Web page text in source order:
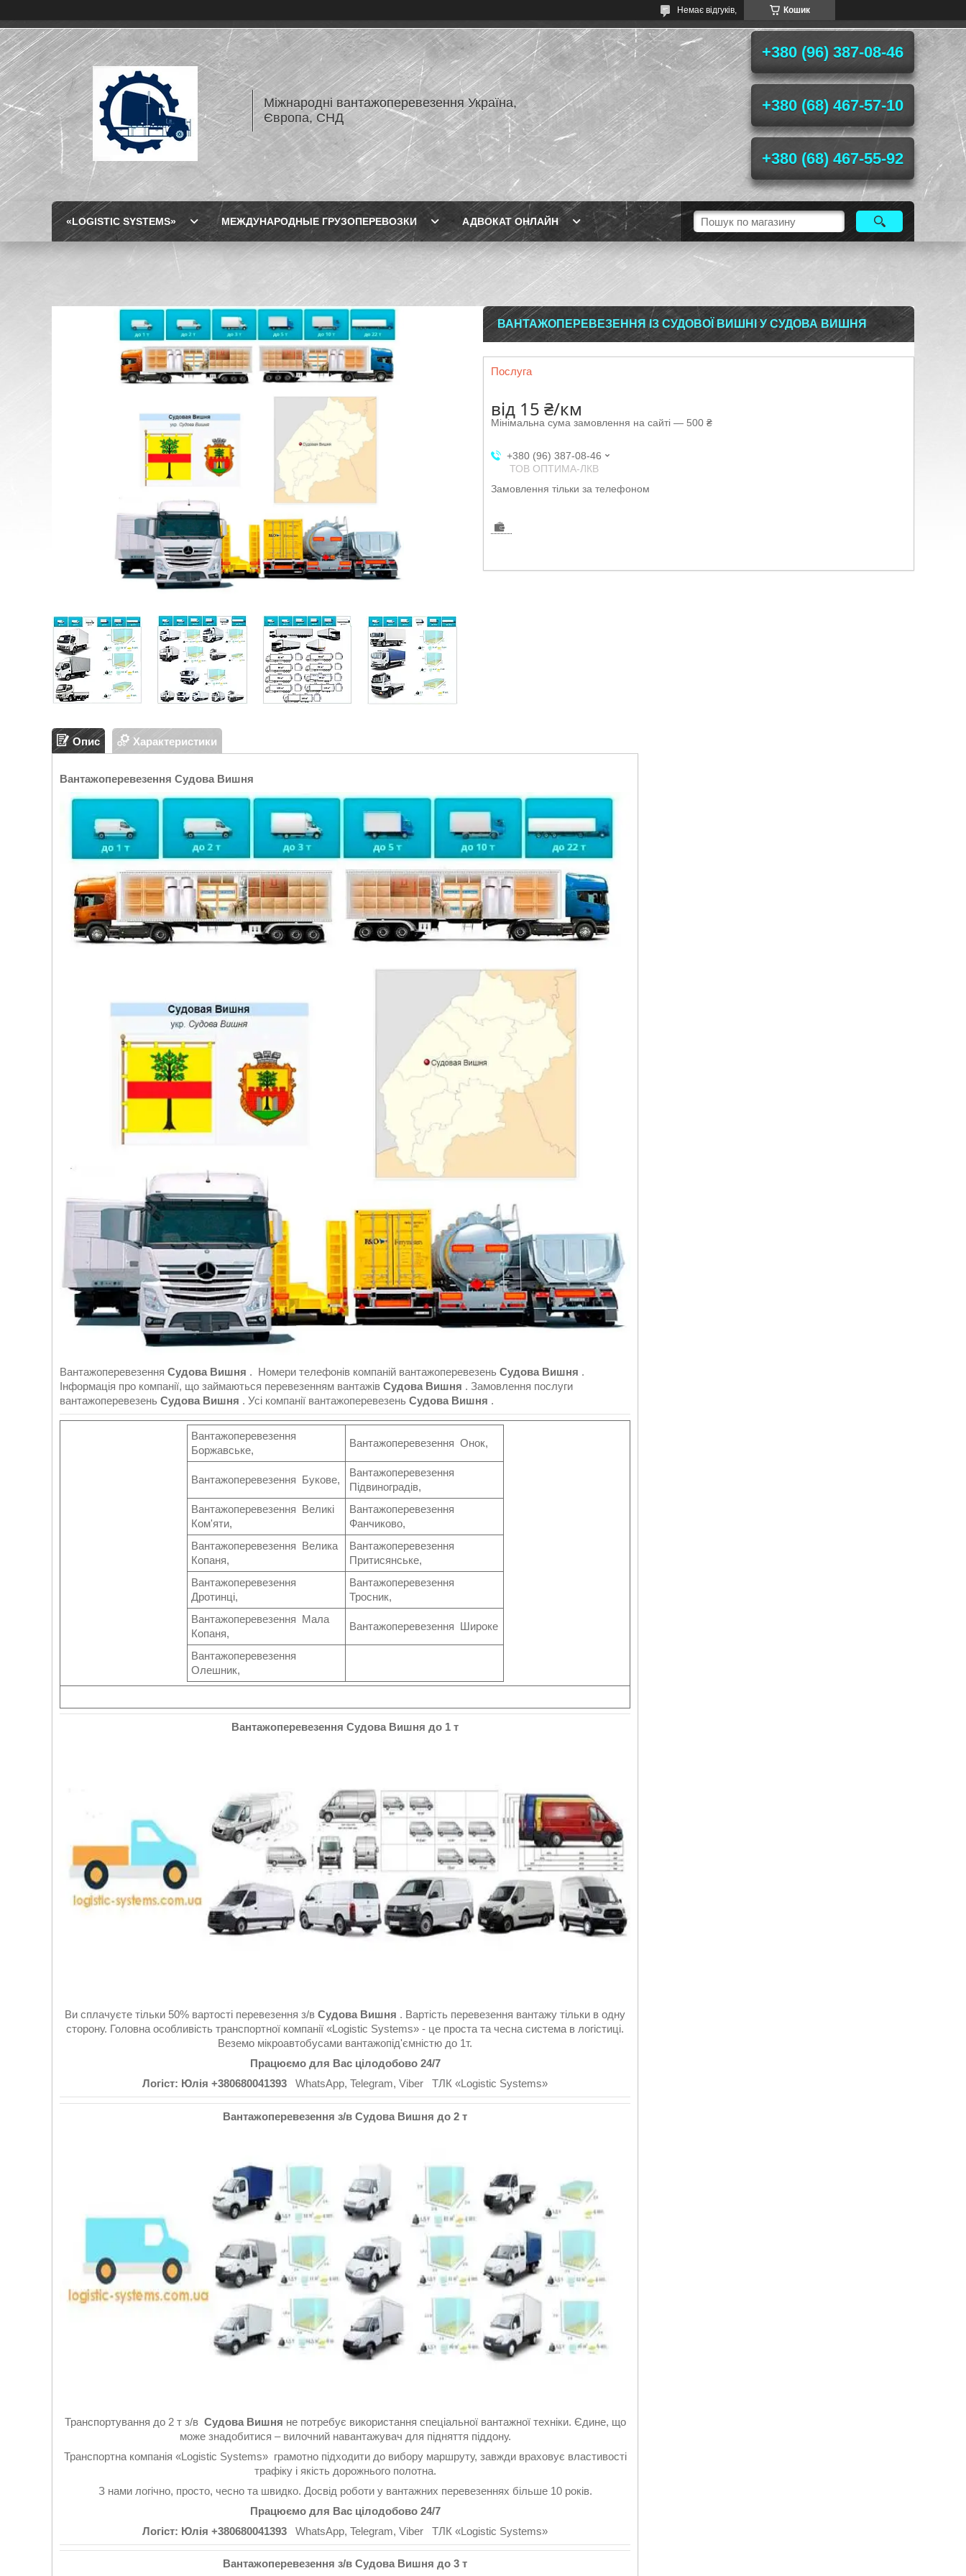
Кошик
Немає відгуків,
Міжнародні вантажоперевезення Україна,
Європа, СНД
+380 (96) 387-08-46
+380 (68) 467-57-10
+380 (68) 467-55-92
«LOGISTIC SYSTEMS» МЕЖДУНАРОДНЫЕ ГРУЗОПЕРЕВОЗКИ АДВОКАТ ОНЛАЙН
ВАНТАЖОПЕРЕВЕЗЕННЯ ІЗ СУДОВОЇ ВИШНІ У СУДОВА ВИШНЯ
Послуга
від 15 ₴/км
Мінімальна сума замовлення на сайті — 500 ₴
+380 (96) 387-08-46
ТОВ ОПТИМА-ЛКВ
Замовлення тільки за телефоном
Опис Характеристики
Вантажоперевезення Судова Вишня
Вантажоперевезення Судова Вишня . Номери телефонів компаній вантажоперевезень Судова Вишня .
Інформація про компанії, що займаються перевезенням вантажів Судова Вишня . Замовлення послуги
вантажоперевезень Судова Вишня . Усі компанії вантажоперевезень Судова Вишня .
Вантажоперевезення
Боржавське,
Вантажоперевезення Онок,
Вантажоперевезення Букове,
Вантажоперевезення
Підвиноградів,
Вантажоперевезення Великі
Ком'яти,
Вантажоперевезення
Фанчиково,
Вантажоперевезення Велика
Копаня,
Вантажоперевезення
Притисянське,
Вантажоперевезення
Дротинці,
Вантажоперевезення
Тросник,
Вантажоперевезення Мала
Копаня,
Вантажоперевезення Широке
Вантажоперевезення
Олешник,
Вантажоперевезення Судова Вишня до 1 т
Ви сплачуєте тільки 50% вартості перевезення з/в Судова Вишня . Вартість перевезення вантажу тільки в одну
сторону. Головна особливість транспортної компанії «Logistic Systems» - це проста та чесна система в логістиці.
Веземо мікроавтобусами вантажопід'ємністю до 1т.
Працюємо для Вас цілодобово 24/7
Логіст: Юлія +380680041393 WhatsApp, Telegram, Viber ТЛК «Logistic Systems»
Вантажоперевезення з/в Судова Вишня до 2 т
Транспортування до 2 т з/в Судова Вишня не потребує використання спеціальної вантажної техніки. Єдине, що
може знадобитися – вилочний навантажувач для підняття піддону.
Транспортна компанія «Logistic Systems» грамотно підходити до вибору маршруту, завжди враховує властивості
трафіку і якість дорожнього полотна.
З нами логічно, просто, чесно та швидко. Досвід роботи у вантажних перевезеннях більше 10 років.
Працюємо для Вас цілодобово 24/7
Логіст: Юлія +380680041393 WhatsApp, Telegram, Viber ТЛК «Logistic Systems»
Вантажоперевезення з/в Судова Вишня до 3 т